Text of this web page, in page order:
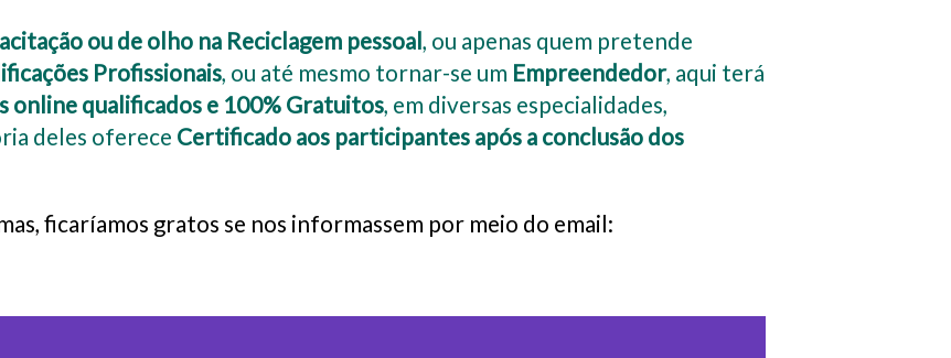
ou de olho na Reciclagem pessoal, ou apenas quem pretende
Profissionais, ou até mesmo tornar-se um Empreendedor, aqui terá
online qualificados e 100% Gratuitos, em diversas especialidades,
deles oferece Certificado aos participantes após a conclusão dos
ficaríamos gratos se nos informassem por meio do email: